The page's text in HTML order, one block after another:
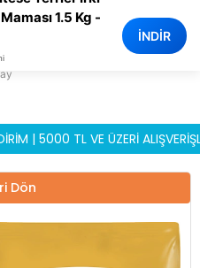
| 5000 TL VE ÜZERİ
0
Dön
1.5 Kg -
İNDİR